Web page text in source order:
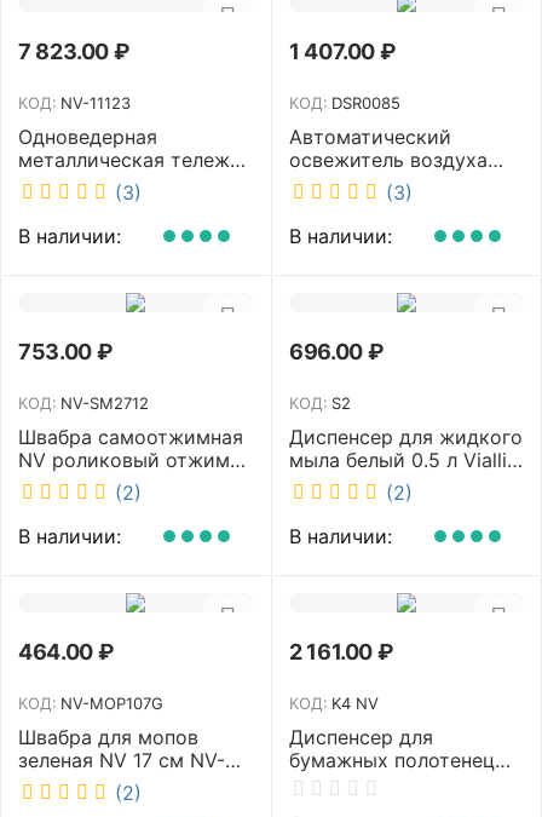
7 823.00₽
КОД: NV-11123
Одноведерная
металлическая тележка
с отжимом и корзинкой
под химию NV 23 л NV-
11123
(3)
В наличии:
1 407.00₽
КОД: DSR0085
Автоматический
освежитель воздуха
DISCOVER белый
DSR0085
(3)
В наличии:
753.00₽
КОД: NV-SM2712
Швабра самоотжимная
NV роликовый отжим
насадка PVA 27 см
телескопическая
рукоятка 70-125 см NV-
SM2712
(2)
В наличии:
696.00₽
КОД: S2
Диспенсер для жидкого
мыла белый 0.5 л Vialli
S2
(2)
В наличии:
464.00₽
КОД: NV-MOP107G
Швабра для мопов
зеленая NV 17 см NV-
MOP107G (2)
2 161.00₽
КОД: K4 NV
Диспенсер для
бумажных полотенец
NV белый K4 NV